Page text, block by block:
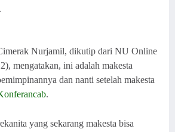
Nurjamil, dikutip dari NU Online
mengatakan, ini adalah makesta
dan nanti setelah makesta
.
yang sekarang makesta bisa